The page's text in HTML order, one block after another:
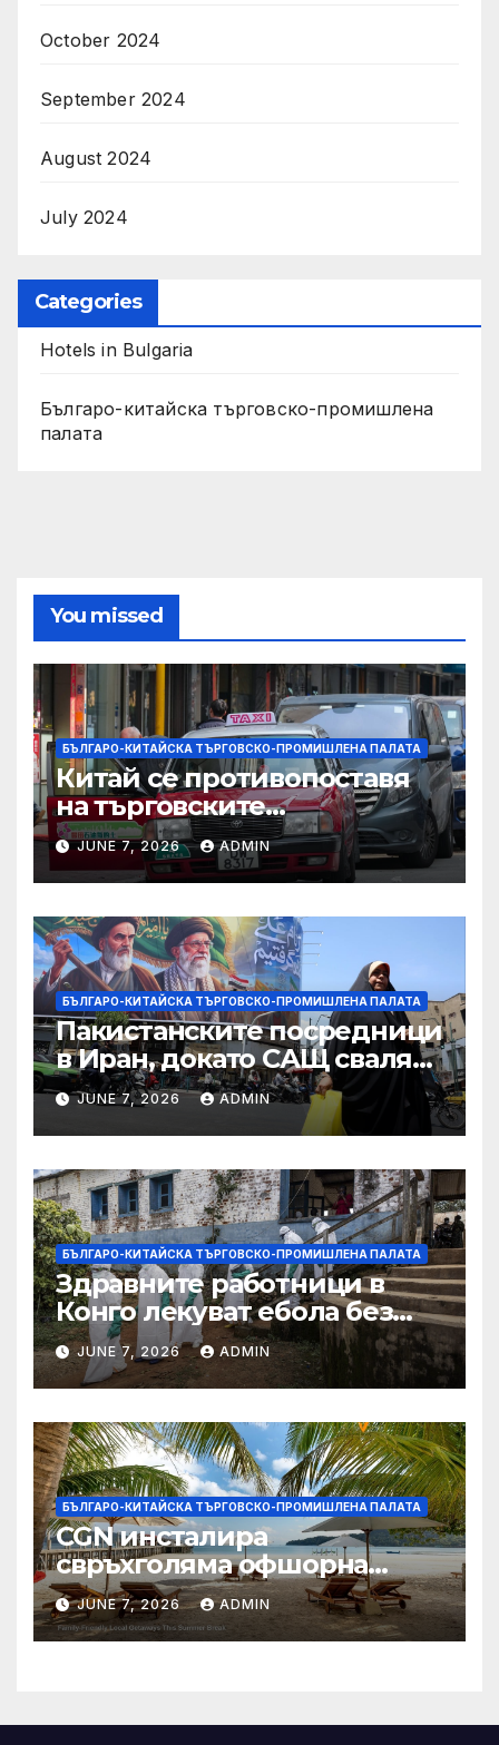
October 2024
September 2024
August 2024
July 2024
Categories
Hotels in Bulgaria
Българо-китайска търговско-промишлена
палата
You missed
БЪЛГАРО-КИТАЙСКА ТЪРГОВСКО-ПРОМИШЛЕНА ПАЛАТА
Китай се противопоставя
на търговските
ограничителни мерки на
САЩ във връзка с искове за
принудителен труд:
Министерство на
търговията
JUNE 7, 2026 ADMIN
БЪЛГАРО-КИТАЙСКА ТЪРГОВСКО-ПРОМИШЛЕНА ПАЛАТА
Пакистанските посредници
в Иран, докато САЩ свалят
дронове, Ливан търси мир
JUNE 7, 2026 ADMIN
БЪЛГАРО-КИТАЙСКА ТЪРГОВСКО-ПРОМИШЛЕНА ПАЛАТА
Здравните работници в
Конго лекуват ебола без
заплащане, докато СЗО
търси ресурси
JUNE 7, 2026 ADMIN
БЪЛГАРО-КИТАЙСКА ТЪРГОВСКО-ПРОМИШЛЕНА ПАЛАТА
CGN инсталира
свръхголяма офшорна
вятърна турбина с мощност
18 MW в Гуангдонг
JUNE 7, 2026 ADMIN